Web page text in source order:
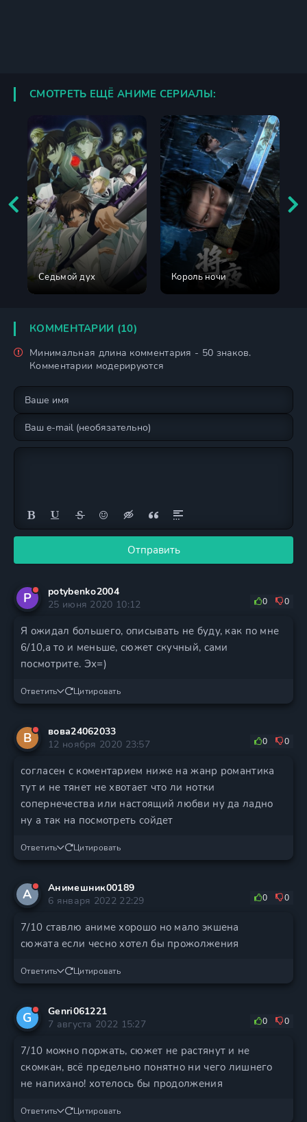
СМОТРЕТЬ ЕЩЁ АНИМЕ СЕРИАЛЫ:
Седьмой дух Король ночи
КОММЕНТАРИИ (10)
Минимальная длина комментария - 50 знаков.
Комментарии модерируются
Отправить
P
potybenko2004
25 июня 2020 10:12
0 0
Я ожидал большего, описывать не буду, как по мне
6/10,а то и меньше, сюжет скучный, сами
посмотрите. Эх=)
Ответить Цитировать
В
вова24062033
12 ноября 2020 23:57
0 0
согласен с коментарием ниже на жанр романтика
тут и не тянет не хвотает что ли нотки
сопернечества или настоящий любви ну да ладно
ну а так на посмотреть сойдет
Ответить Цитировать
А
Анимешник00189
6 января 2022 22:29
0 0
7/10 ставлю аниме хорошо но мало экшена
сюжата если чесно хотел бы прожолжения
Ответить Цитировать
G
Genri061221
7 августа 2022 15:27
0 0
7/10 можно поржать, сюжет не растянут и не
скомкан, всё предельно понятно ни чего лишнего
не напихано! хотелось бы продолжения
Ответить Цитировать